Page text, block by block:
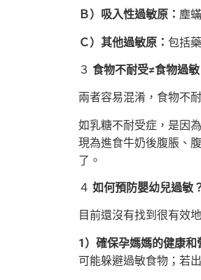
Ｂ）吸入性過敏原： 塵
Ｃ）其他過敏原： 包括
３ 食物不耐受≠食物過敏
兩者容易混淆，食物不
如乳糖不耐受症，是因
現為進食牛奶後腹脹、
了。
４ 如何預防嬰幼兒過敏
目前還沒有找到很有效
1）確保孕媽媽的健康和
可能躲避過敏食物；若